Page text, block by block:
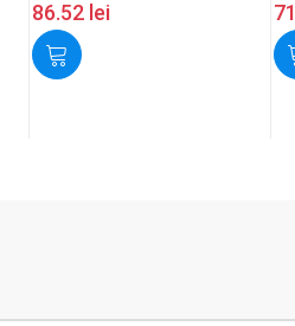
86.52 lei